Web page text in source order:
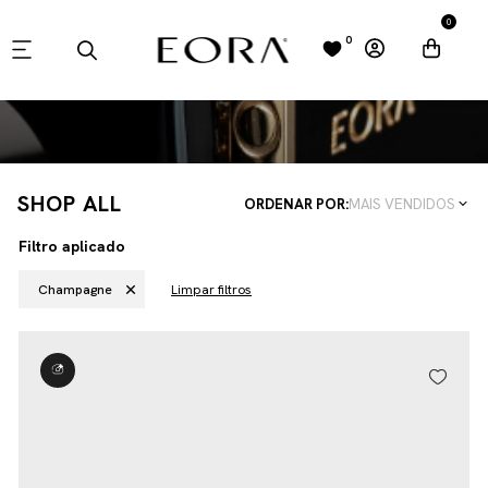
0
0
SHOP ALL ORDENAR POR:MAIS VENDIDOS
Filtro aplicado
Champagne Limpar filtros